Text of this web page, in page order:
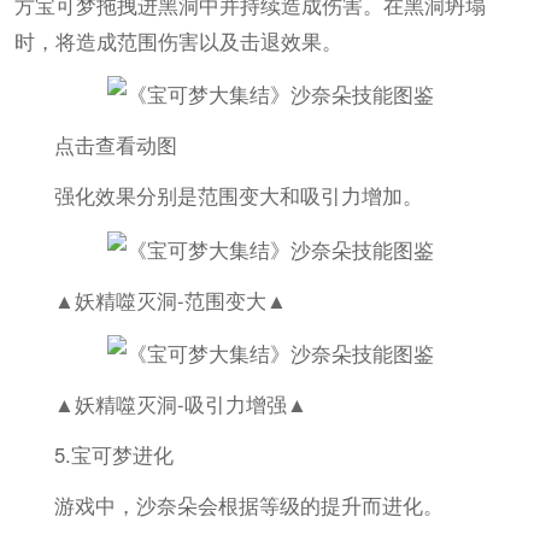
时，将造成范围伤害以及击退效果。
点击查看动图
强化效果分别是范围变大和吸引力增加。
▲妖精噬灭洞-范围变大▲
▲妖精噬灭洞-吸引力增强▲
5.宝可梦进化
游戏中，沙奈朵会根据等级的提升而进化。